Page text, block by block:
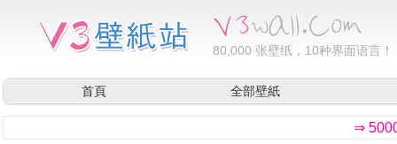
80,000 张壁纸，10种界面语言！
首頁 全部壁紙
⇒